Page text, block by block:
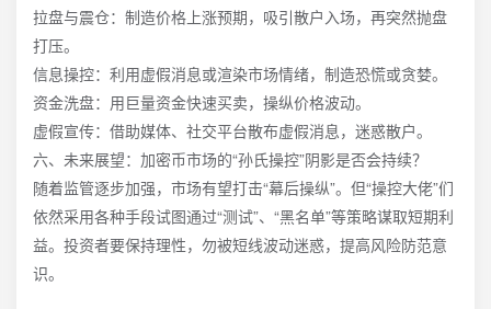
拉盘与震仓：制造价格上涨预期，吸引散户入场，再突然抛盘
打压。
信息操控：利用虚假消息或渲染市场情绪，制造恐慌或贪婪。
资金洗盘：用巨量资金快速买卖，操纵价格波动。
虚假宣传：借助媒体、社交平台散布虚假消息，迷惑散户。
六、未来展望：加密币市场的“孙氏操控”阴影是否会持续？
随着监管逐步加强，市场有望打击“幕后操纵”。但“操控大佬”们
依然采用各种手段试图通过“测试”、“黑名单”等策略谋取短期利
益。投资者要保持理性，勿被短线波动迷惑，提高风险防范意
识。